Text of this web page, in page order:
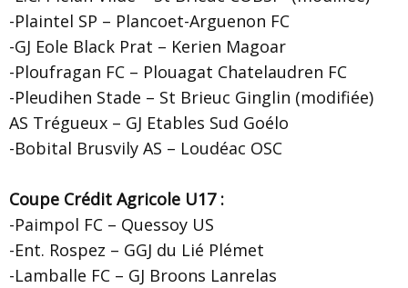
-Plaintel SP – Plancoet-Arguenon FC
-GJ Eole Black Prat – Kerien Magoar
-Ploufragan FC – Plouagat Chatelaudren FC
-Pleudihen Stade – St Brieuc Ginglin (modifiée)
AS Trégueux – GJ Etables Sud Goélo
-Bobital Brusvily AS – Loudéac OSC
Coupe Crédit Agricole U17 :
-Paimpol FC – Quessoy US
-Ent. Rospez – GGJ du Lié Plémet
-Lamballe FC – GJ Broons Lanrelas